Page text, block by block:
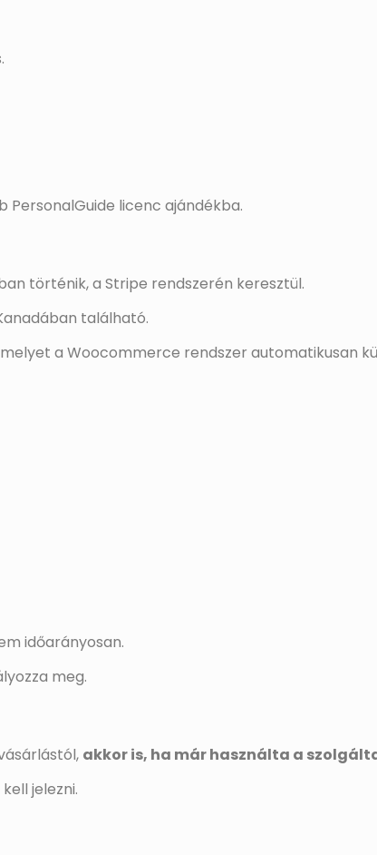
PersonalGuide licenc ajándékba.
történik, a Stripe rendszerén keresztül.
található.
a Woocommerce rendszer automatikusan
időarányosan.
meg.
akkor is, ha már használta a
jelezni.